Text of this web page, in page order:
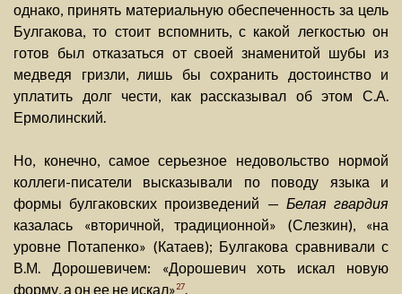
однако, принять материальную обеспеченность за цель
Булгакова, то стоит вспомнить, с какой легкостью он
готов был отказаться от своей знаменитой шубы из
медведя гризли, лишь бы сохранить достоинство и
уплатить долг чести, как рассказывал об этом С.А.
Ермолинский.
Но, конечно, самое серьезное недовольство нормой
коллеги-писатели высказывали по поводу языка и
формы булгаковских произведений — Белая гвардия
казалась «вторичной, традиционной» (Слезкин), «на
уровне Потапенко» (Катаев); Булгакова сравнивали с
В.М. Дорошевичем: «Дорошевич хоть искал новую
форму, а он ее не искал»27.